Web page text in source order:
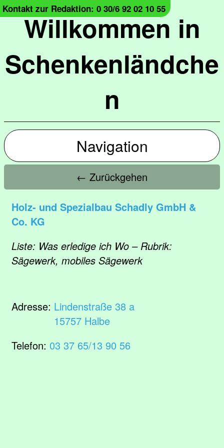
Willkommen in
Schenkenländche
n
Kontakt zur Redaktion: 0 30/6 92 02 10 55
Navigation
← Zurückgehen
Holz- und Spezialbau Schadly GmbH &
Co. KG
Liste: Was erledige ich Wo – Rubrik:
Sägewerk, mobiles Sägewerk
Adresse: Lindenstraße 38 a
15757 Halbe
Telefon: 03 37 65/13 90 56